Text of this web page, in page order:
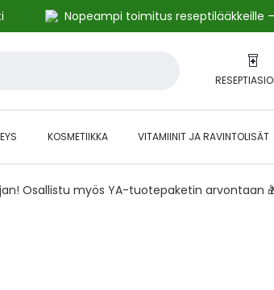
Nopeampi toimitus reseptilääkkeille
KOSMETIIKKA VITAMIINIT JA RAVINTOLISÄT
Osallistu myös YA-tuotepaketin arvontaan